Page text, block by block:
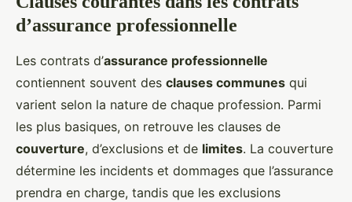
d’assurance professionnelle
Les contrats d’assurance professionnelle
contiennent souvent des clauses communes qui
varient selon la nature de chaque profession. Parmi
les plus basiques, on retrouve les clauses de
couverture, d’exclusions et de limites. La couverture
détermine les incidents et dommages que l’assurance
prendra en charge, tandis que les exclusions